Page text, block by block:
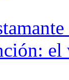
el